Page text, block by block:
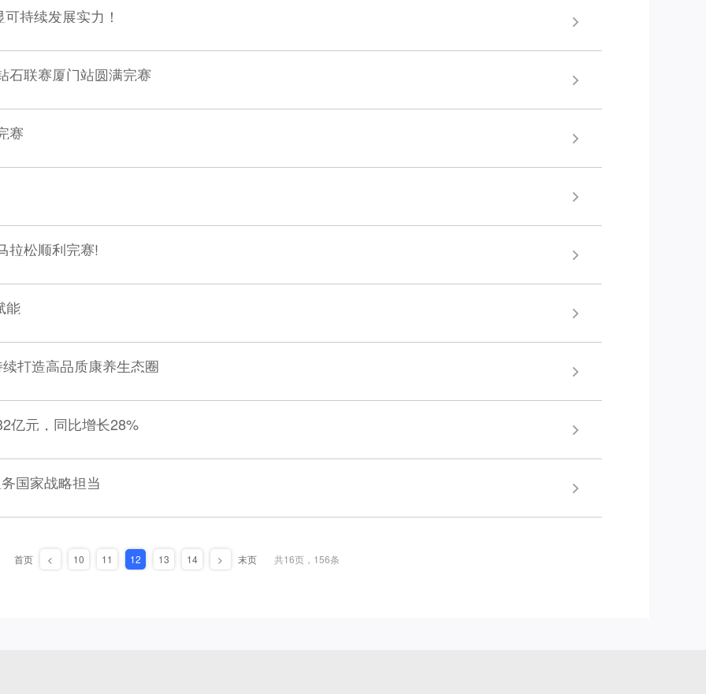
持续发展实力！
石联赛厦门站圆满完赛
赛
拉松顺利完赛!
能
打造高品质康养生态圈
亿元，同比增长28%
国家战略担当
首页 < 10 11 12 13 14 > 末页 共16页，156条